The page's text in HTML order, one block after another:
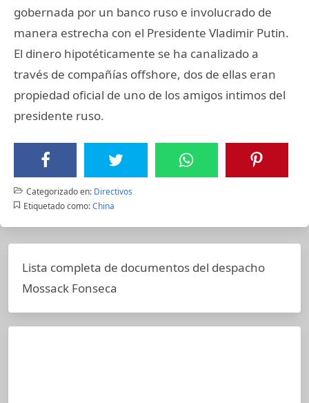
gobernada por un banco ruso e involucrado de
manera estrecha con el Presidente Vladimir Putin.
El dinero hipotéticamente se ha canalizado a
través de compañías offshore, dos de ellas eran
propiedad oficial de uno de los amigos intimos del
presidente ruso.
Categorizado en: Directivos
Etiquetado como: China
Lista completa de documentos del despacho
Mossack Fonseca